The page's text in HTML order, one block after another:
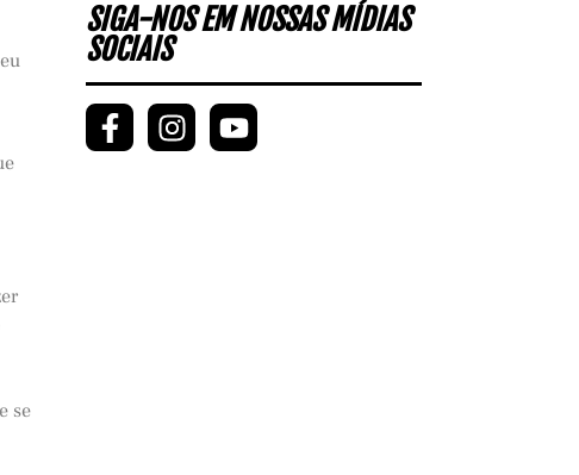
se
SIGA-NOS EM NOSSAS MÍDIAS
SOCIAIS